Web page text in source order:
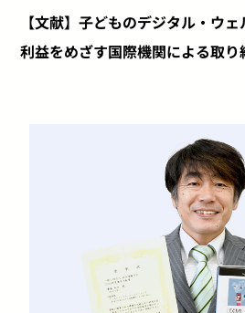
【文献】子どものデジタル・ウ
利益をめざす国際機関による取り